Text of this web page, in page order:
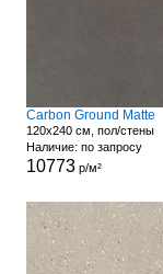
Carbon Ground Matte
120x240 см, пол/стены
Наличие: по запросу
10773р/м²